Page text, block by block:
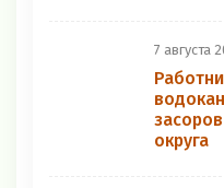
7 августа
округа